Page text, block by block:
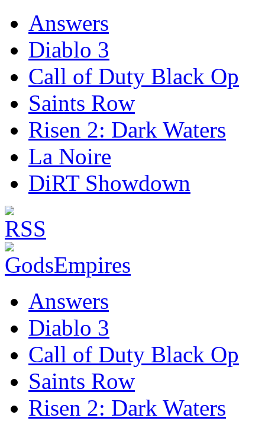
Answers
Diablo 3
Call of Duty Black Op
Saints Row
Risen 2: Dark Waters
La Noire
DiRT Showdown
Answers
Diablo 3
Call of Duty Black Op
Saints Row
Risen 2: Dark Waters